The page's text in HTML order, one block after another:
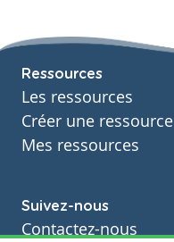
Ressources
Les ressources
Créer une ressource
Mes ressources
Suivez-nous
Contactez-nous